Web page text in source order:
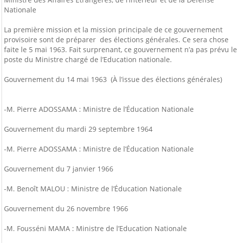
Nationale
La première mission et la mission principale de ce gouvernement
provisoire sont de préparer des élections générales. Ce sera chose
faite le 5 mai 1963. Fait surprenant, ce gouvernement n’a pas prévu le
poste du Ministre chargé de l’Education nationale.
Gouvernement du 14 mai 1963 (À l’issue des élections générales)
-M. Pierre ADOSSAMA : Ministre de l’Éducation Nationale
Gouvernement du mardi 29 septembre 1964
-M. Pierre ADOSSAMA : Ministre de l’Éducation Nationale
Gouvernement du 7 janvier 1966
-M. Benoît MALOU : Ministre de l’Éducation Nationale
Gouvernement du 26 novembre 1966
-M. Fousséni MAMA : Ministre de l’Education Nationale